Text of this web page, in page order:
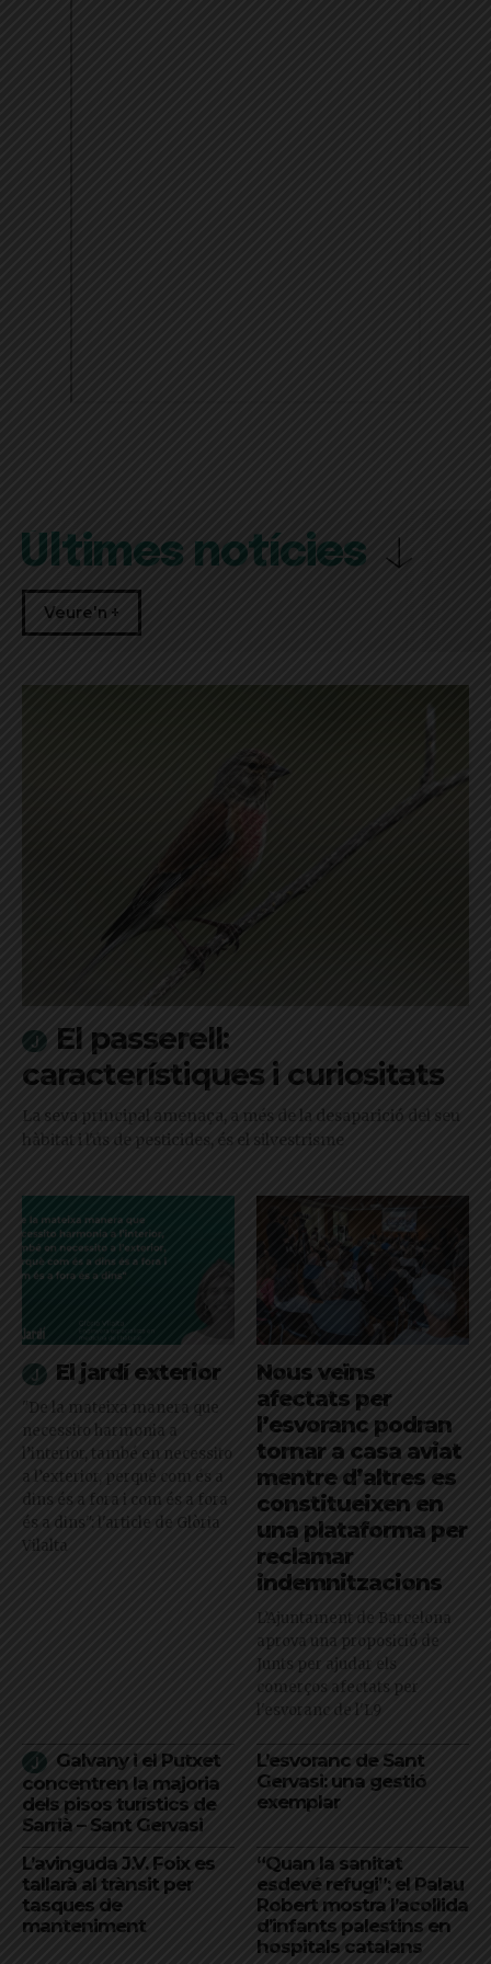
Últimes notícies
Veure'n +
El passerell:
característiques i curiositats
La seva principal amenaça, a més de la desaparició del seu
hàbitat i l'ús de pesticides, és el silvestrisme
El jardí exterior
"De la mateixa manera que
necessito harmonia a
l’interior, també en necessito
a l’exterior, perquè com és a
dins és a fora i com és a fora
és a dins": l'article de Glòria
Vilalta
Nous veïns
afectats per
l’esvoranc podran
tornar a casa aviat
mentre d’altres es
constitueixen en
una plataforma per
reclamar
indemnitzacions
L’Ajuntament de Barcelona
aprova una proposició de
Junts per ajudar els
comerços afectats per
l'esvoranc de l'L9
Galvany i el Putxet
concentren la majoria
dels pisos turístics de
Sarrià – Sant Gervasi
L’esvoranc de Sant
Gervasi: una gestió
exemplar
L’avinguda J.V. Foix es
tallarà al trànsit per
tasques de
manteniment
“Quan la sanitat
esdevé refugi”: el Palau
Robert mostra l’acollida
d’infants palestins en
hospitals catalans